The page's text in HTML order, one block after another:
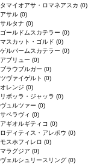
タマイオアサ・ロマネアスカ (0)
アサル (0)
サルタナ (0)
ゴールドムスカテラー (0)
マスカット・ゴルド (0)
ゲルバームスカテラー (0)
アブリュー (0)
ブラウブルガー (0)
ツヴァイゲルト (0)
オレンジ (0)
リボッラ・ジャッラ (0)
ヴュルツァー (0)
サペラヴィ (0)
アギオルギティコ (0)
ロディティス・アレポウ (0)
モスホフィレロ (0)
マラグジア (0)
ヴェルシュリースリング (0)